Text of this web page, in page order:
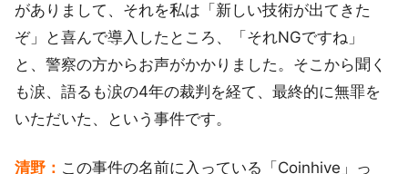
がありまして、それを私は「新しい技術が出てきた
ぞ」と喜んで導入したところ、「それNGですね」
と、警察の方からお声がかかりました。そこから聞く
も涙、語るも涙の4年の裁判を経て、最終的に無罪を
いただいた、という事件です。
清野： この事件の名前に入っている「Coinhive」っ